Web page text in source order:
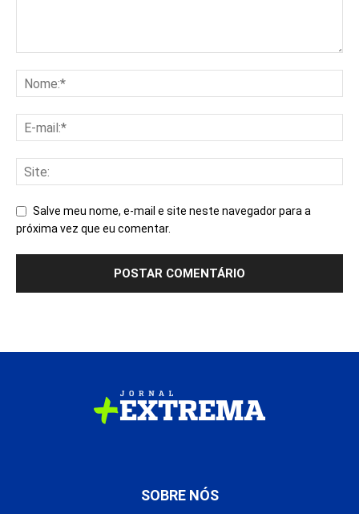
Salve meu nome, e-mail e site neste navegador para a
próxima vez que eu comentar.
SOBRE NÓS